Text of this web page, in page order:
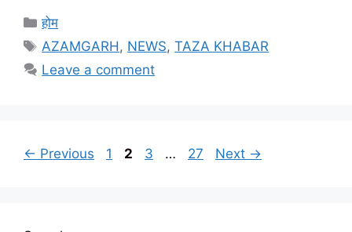
Categories
होम
Tags
AZAMGARH, NEWS,TAZA KHABAR
Leave a comment
← Previous Page
1 Page
2 Page
3 … Page
27 Next →